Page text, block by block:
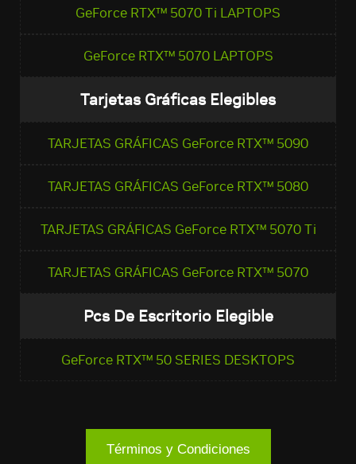
GeForce RTX™ 5070 Ti LAPTOPS
GeForce RTX™ 5070 LAPTOPS
Tarjetas Gráficas Elegibles
TARJETAS GRÁFICAS GeForce RTX™ 5090
TARJETAS GRÁFICAS GeForce RTX™ 5080
TARJETAS GRÁFICAS GeForce RTX™ 5070 Ti
TARJETAS GRÁFICAS GeForce RTX™ 5070
Pcs De Escritorio Elegible
GeForce RTX™ 50 SERIES DESKTOPS
Términos y Condiciones